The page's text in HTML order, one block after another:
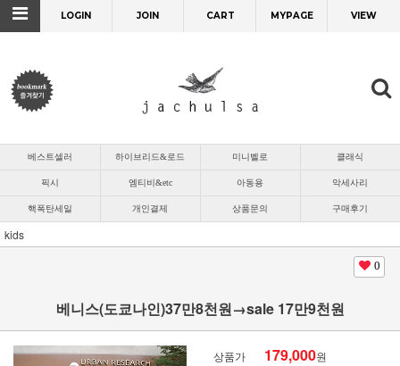
LOGIN JOIN CART MYPAGE VIEW
베스트셀러 하이브리드&로드 미니벨로 클래식
픽시 엠티비&etc 아동용 악세사리
핵폭탄세일 개인결제 상품문의 구매후기
kids
0
베니스(도쿄나인)37만8천원→sale 17만9천원
상품가 179,000원